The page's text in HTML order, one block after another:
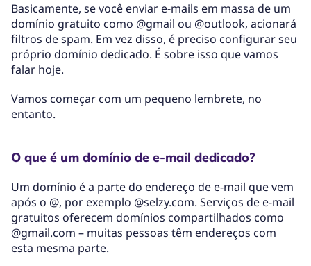
Basicamente, se você enviar e-mails em massa de um
domínio gratuito como @gmail ou @outlook, acionará
filtros de spam. Em vez disso, é preciso configurar seu
próprio domínio dedicado. É sobre isso que vamos
falar hoje.
Vamos começar com um pequeno lembrete, no
entanto.
O que é um domínio de e-mail dedicado?
Um domínio é a parte do endereço de e-mail que vem
após o @, por exemplo @selzy.com. Serviços de e-mail
gratuitos oferecem domínios compartilhados como
@gmail.com – muitas pessoas têm endereços com
esta mesma parte.